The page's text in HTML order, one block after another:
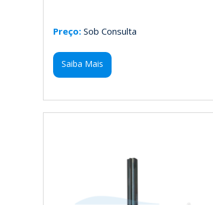
Preço: Sob Consulta
Saiba Mais